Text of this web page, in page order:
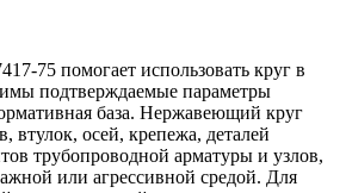
75 помогает использовать круг в
подтверждаемые параметры
база. Нержавеющий круг
втулок, осей, крепежа, деталей
трубопроводной арматуры и узлов,
или агрессивной средой. Для